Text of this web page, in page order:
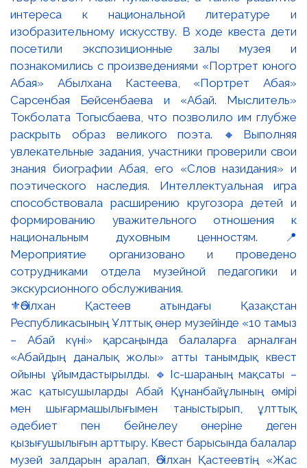
⚜️Әбілхан Қастеев атындағы Қазақстан
Республикасының Ұлттық өнер музейінде «10 тамыз
– Абай күні» қарсаңында балаларға арналған
«Абайдың даналық жолы» атты танымдық квест
ойыны ұйымдастырылды. 🔹Іс-шараның мақсаты –
жас қатысушыларды Абай Құнанбайұлының өмірі
мен шығармашылығымен таныстырып, ұлттық
әдебиет пен бейнелеу өнеріне деген
қызығушылығын арттыру. Квест барысында балалар
музей залдарын аралап, Әбілхан Қастеевтің «Жас